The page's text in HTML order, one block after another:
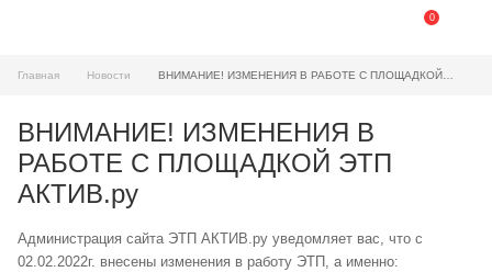
0
Главная Новости
ВНИМАНИЕ! ИЗМЕНЕНИЯ В
РАБОТЕ С ПЛОЩАДКОЙ ЭТП
АКТИВ.ру
Администрация сайта ЭТП АКТИВ.ру уведомляет вас, что с
02.02.2022г. внесены изменения в работу ЭТП, а именно: